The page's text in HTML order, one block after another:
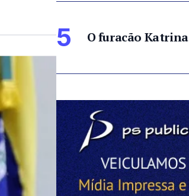
5 O furacão Katrina